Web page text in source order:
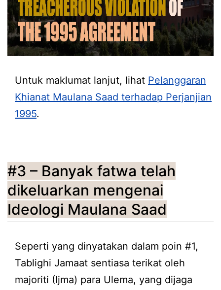
Untuk maklumat lanjut, lihat Pelanggaran
Khianat Maulana Saad terhadap Perjanjian
1995.
#3 – Banyak fatwa telah
dikeluarkan mengenai
Ideologi Maulana Saad
Seperti yang dinyatakan dalam poin #1,
Tablighi Jamaat sentiasa terikat oleh
majoriti (Ijma) para Ulema, yang dijaga